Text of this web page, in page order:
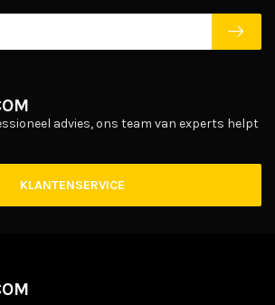
advies, ons team van experts helpt
KLANTENSERVICE